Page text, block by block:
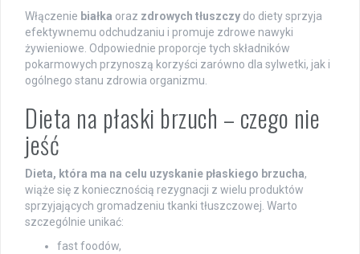
Włączenie białka oraz zdrowych tłuszczy do diety sprzyja
efektywnemu odchudzaniu i promuje zdrowe nawyki
żywieniowe. Odpowiednie proporcje tych składników
pokarmowych przynoszą korzyści zarówno dla sylwetki, jak i
ogólnego stanu zdrowia organizmu.
Dieta na płaski brzuch – czego nie
jeść
Dieta, która ma na celu uzyskanie płaskiego brzucha,
wiąże się z koniecznością rezygnacji z wielu produktów
sprzyjających gromadzeniu tkanki tłuszczowej. Warto
szczególnie unikać:
fast foodów,